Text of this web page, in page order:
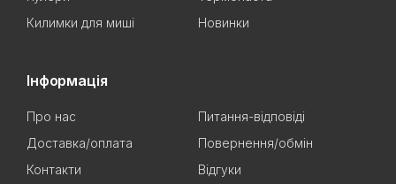
Килимки для миші
Новинки
Інформація
Про нас
Питання-відповіді
Доставка/оплата
Повернення/обмін
Контакти
Відгуки